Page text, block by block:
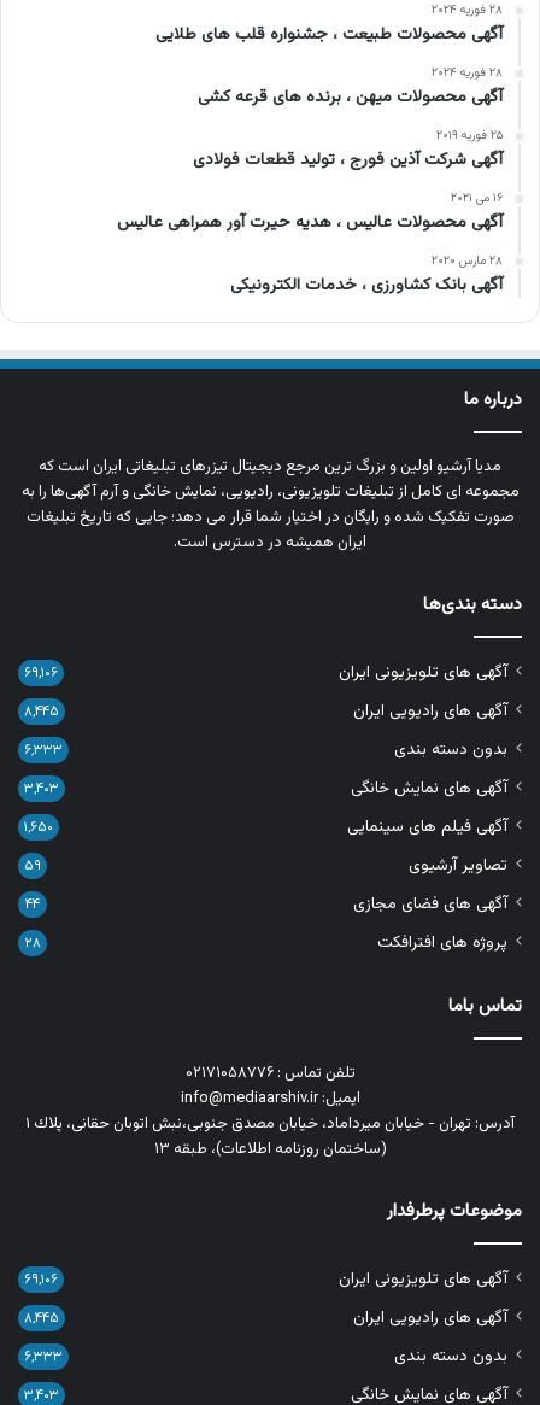
۲۸ فوریه ۲۰۲۴
آگهی محصولات طبیعت ، جشنواره قلب های طلایی
۲۸ فوریه ۲۰۲۴
آگهی محصولات میهن ، برنده های قرعه کشی
۲۵ فوریه ۲۰۱۹
آگهی شرکت آذین فورج ، تولید قطعات فولادی
۱۶ می ۲۰۲۱
آگهی محصولات عالیس ، هدیه حیرت آور همراهی عالیس
۲۸ مارس ۲۰۲۰
آگهی بانک کشاورزی ، خدمات الکترونیکی
درباره ما
مدیا آرشیو اولین و بزرگ‌ ترین مرجع دیجیتال تیزرهای تبلیغاتی ایران است که
مجموعه‌ ای کامل از تبلیغات تلویزیونی، رادیویی، نمایش خانگی و آرم‌ آگهی‌ها را به‌
صورت تفکیک‌ شده و رایگان در اختیار شما قرار می‌ دهد؛ جایی که تاریخ تبلیغات
ایران همیشه در دسترس است.
دسته بندی‌ها
آگهی های تلویزیونی ایران ۶۹,۱۰۶
آگهی های رادیویی ایران ۸,۴۴۵
بدون دسته بندی ۶,۳۳۳
آگهی های نمایش خانگی ۳,۴۰۳
آگهی فیلم های سینمایی ۱,۶۵۰
تصاویر آرشیوی ۵۹
آگهی های فضای مجازی ۴۴
پروژه های افترافکت ۲۸
تماس باما
تلفن تماس : ۰۲۱۷۱۰۵۸۷۷۶
ایمیل: info@mediaarshiv.ir
آدرس: تهران - خیابان میرداماد، خیابان مصدق جنوبی،نبش اتوبان حقانی، پلاك ١
(ساختمان روزنامه اطلاعات)، طبقه ۱۳
موضوعات پرطرفدار
آگهی های تلویزیونی ایران ۶۹,۱۰۶
آگهی های رادیویی ایران ۸,۴۴۵
بدون دسته بندی ۶,۳۳۳
آگهی های نمایش خانگی ۳,۴۰۳